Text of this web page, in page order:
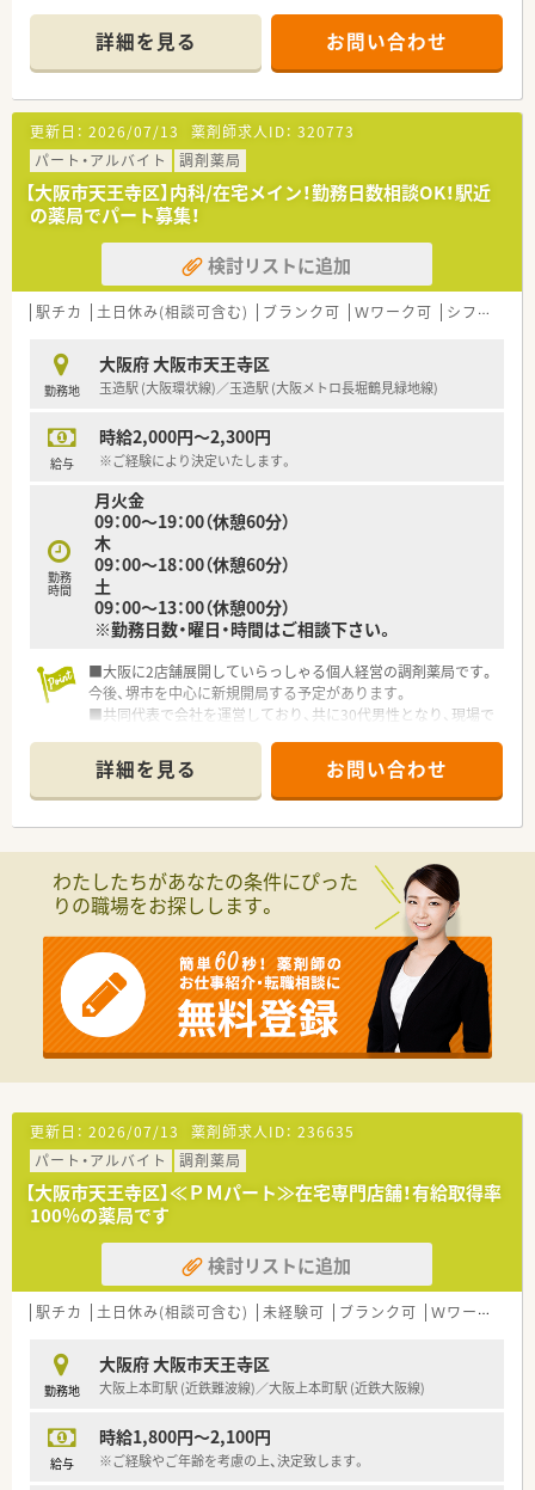
■居宅・施設に関わらず、在宅に積極的に注力していらっしゃる
企業様です。
■2店舗とも駅から近く、通勤が便利な薬局です。
詳細を見る お問い合わせ
更新日： 2026/07/13 薬剤師求人ID： 320773
パート・アルバイト
調剤薬局
【大阪市天王寺区】内科/在宅メイン！勤務日数相談OK！駅近
の薬局でパート募集！
検討リストに追加
駅チカ 土日休み(相談可含む) ブランク可 Ｗワーク可 シフト制
勤務地
大阪府 大阪市天王寺区
玉造駅 (大阪環状線)／玉造駅 (大阪メトロ長堀鶴見緑地線)
給与
時給2,000円～2,300円
※ご経験により決定いたします。
勤務
時間
月火金
09：00～19：00（休憩60分）
木
09：00～18：00（休憩60分）
土
09：00～13：00（休憩00分）
※勤務日数・曜日・時間はご相談下さい。
■大阪に2店舗展開していらっしゃる個人経営の調剤薬局です。
今後、堺市を中心に新規開局する予定があります。
■共同代表で会社を運営しており、共に30代男性となり、現場で
■居宅・施設に関わらず、在宅に積極的に注力していらっしゃる
企業様です。
■2店舗とも駅から近く、通勤が便利な薬局です。
詳細を見る お問い合わせ
わたしたちがあなたの条件にぴった
りの職場をお探しします。
更新日： 2026/07/13 薬剤師求人ID： 236635
パート・アルバイト
調剤薬局
【大阪市天王寺区】≪ＰＭパート≫在宅専門店舗！有給取得率
100％の薬局です
検討リストに追加
駅チカ 土日休み(相談可含む) 未経験可 ブランク可 Ｗワーク可
勤務地
大阪府 大阪市天王寺区
大阪上本町駅 (近鉄難波線)／大阪上本町駅 (近鉄大阪線)
給与
時給1,800円～2,100円
※ご経験やご年齢を考慮の上、決定致します。